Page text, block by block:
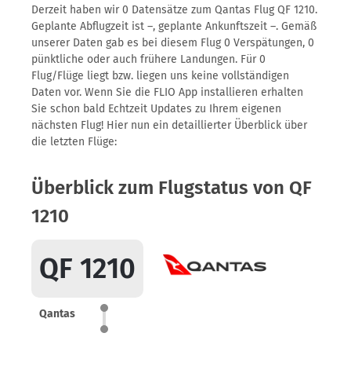
Derzeit haben wir 0 Datensätze zum Qantas Flug QF 1210.
Geplante Abflugzeit ist –, geplante Ankunftszeit –. Gemäß
unserer Daten gab es bei diesem Flug 0 Verspätungen, 0
pünktliche oder auch frühere Landungen. Für 0
Flug/Flüge liegt bzw. liegen uns keine vollständigen
Daten vor. Wenn Sie die FLIO App installieren erhalten
Sie schon bald Echtzeit Updates zu Ihrem eigenen
nächsten Flug! Hier nun ein detaillierter Überblick über
die letzten Flüge:
Überblick zum Flugstatus von QF
1210
QF 1210
Qantas